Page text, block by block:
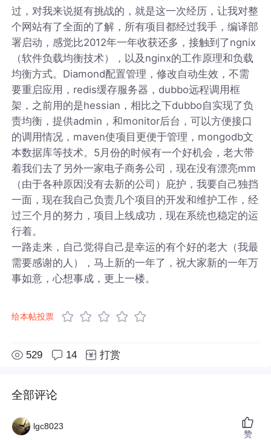
过，对我来说挺有挑战的，就是这一次经历，让我对整
个网站有了全面的了解，所有项目都经过我手，编译部
署启动，感觉比2012年一年收获还多，接触到了ngnix
（软件负载均衡技术），以及nginx的工作原理和负载
均衡方式。Diamond配置管理，修改自动生效，不需
要重启应用，redis缓存服务器，dubbo远程调用框
架，之前用的是hessian，相比之下dubbo自实现了负
责均衡，提供admin，和monitor后台，可以方便接口
的调用情况，maven使项目更便于管理，mongodb文
本数据库等技术。5月份的时候有一个好机会，老大带
着我们去了另外一家电子商务公司，现在没有漂亮mm
（由于各种原因没有去新的公司）庇护，我要自己独挡
一面，现在我自己负责几个项目的开发和维护工作，经
过三个月的努力，项目上线成功，现在系统也稳定的运
行着。
一路走来，自己觉得自己是幸运的有个好的老大（我最
需要感谢的人），马上新的一年了，祝大家新的一年万
事如意，心想事成，更上一楼。
给本帖投票
529 14 打赏
全部评论
lgc8023
赞